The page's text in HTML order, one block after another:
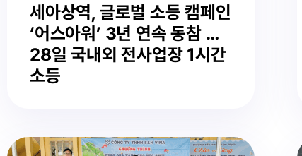
세아상역, 글로벌 소등 캠페인
‘어스아워’ 3년 연속 동참 …
28일 국내외 전사업장 1시간
소등